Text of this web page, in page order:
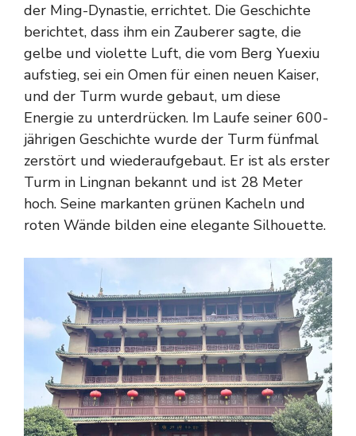
der Ming-Dynastie, errichtet. Die Geschichte
berichtet, dass ihm ein Zauberer sagte, die
gelbe und violette Luft, die vom Berg Yuexiu
aufstieg, sei ein Omen für einen neuen Kaiser,
und der Turm wurde gebaut, um diese
Energie zu unterdrücken. Im Laufe seiner 600-
jährigen Geschichte wurde der Turm fünfmal
zerstört und wiederaufgebaut. Er ist als erster
Turm in Lingnan bekannt und ist 28 Meter
hoch. Seine markanten grünen Kacheln und
roten Wände bilden eine elegante Silhouette.